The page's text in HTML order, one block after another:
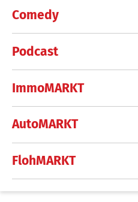
Comedy
Podcast
ImmoMARKT
AutoMARKT
FlohMARKT